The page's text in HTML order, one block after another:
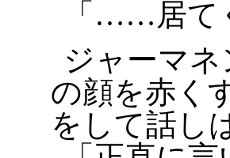
「……居て
ジャーマ
の顔を赤く
をして話し